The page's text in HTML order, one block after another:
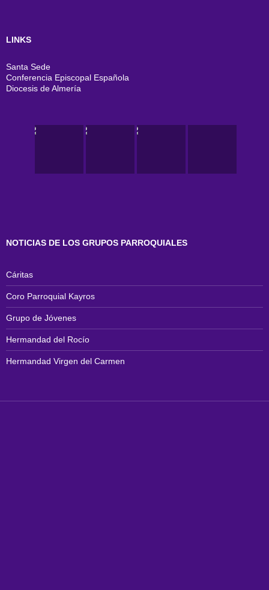
LINKS
Santa Sede
Conferencia Episcopal Española
Diocesis de Almería
NOTICIAS DE LOS GRUPOS PARROQUIALES
Cáritas
Coro Parroquial Kayros
Grupo de Jóvenes
Hermandad del Rocío
Hermandad Virgen del Carmen